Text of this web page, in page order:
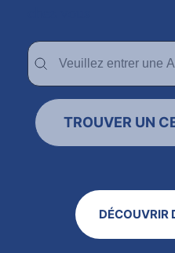
Trouver un centre
Trouver un centre dentaire
TROUVER UN
DÉCOUVRIR